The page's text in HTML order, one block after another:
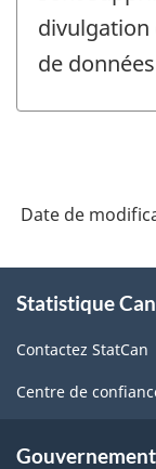
de
Date de
propos
ce
site
Statistique
Contactez StatCan
Centre de